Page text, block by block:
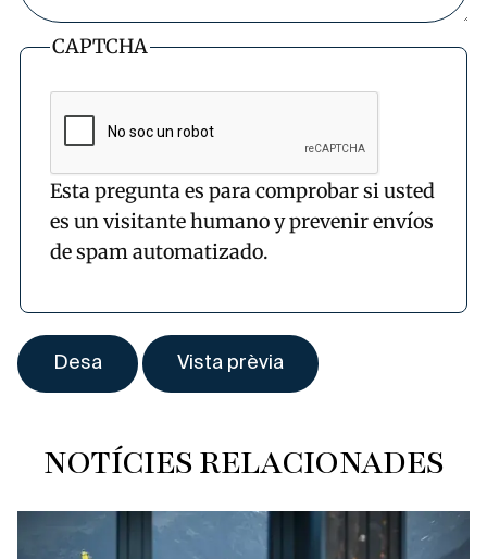
CAPTCHA
Esta pregunta es para comprobar si usted
es un visitante humano y prevenir envíos
de spam automatizado.
NOTÍCIES RELACIONADES